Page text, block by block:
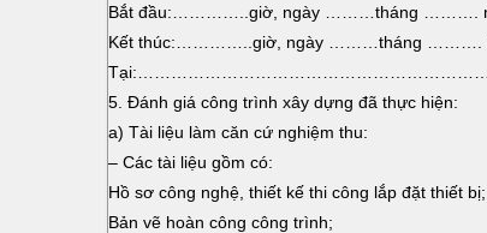
Bắt đầu:…………..giờ, ngày ………tháng
Kết thúc:…………..giờ, ngày ………tháng
5. Đánh giá công trình xây dựng đã thực hiện:
a) Tài liệu làm căn cứ nghiệm thu:
– Các tài liệu gồm có:
Hồ sơ công nghệ, thiết kế thi công lắp đặt thiết bị;
Bản vẽ hoàn công công trình;